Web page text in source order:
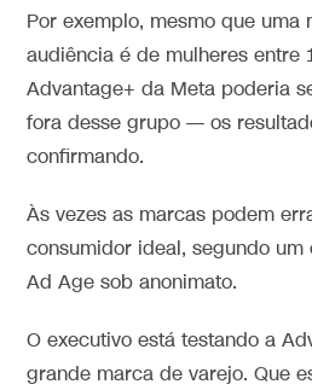
Por exemplo, mesmo que uma
audiência é de mulheres entre
Advantage+ da Meta poderia
fora desse grupo — os
confirmando.
Às vezes as marcas podem
consumidor ideal, segundo
Ad Age sob anonimato.
O executivo está testando a
grande marca de varejo. Que